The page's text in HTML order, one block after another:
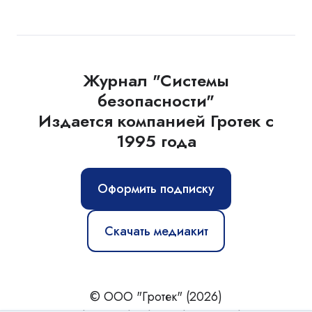
Журнал "Системы
безопасности"
Издается компанией Гротек с
1995 года
Оформить подписку
Скачать медиакит
© ООО "Гротек" (2026)